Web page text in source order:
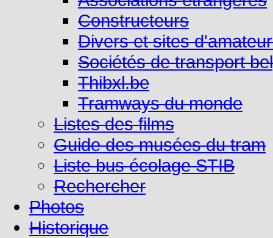
Constructeurs
Divers et sites
Sociétés de transport
Thibxl.be
Tramways du monde
Listes des films
Guide des musées du tram
Liste bus écolage STIB
Rechercher
Photos
Historique